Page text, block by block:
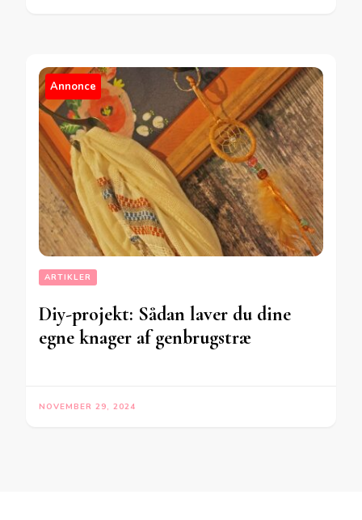
Annonce
ARTIKLER
Diy-projekt: Sådan laver du dine
egne knager af genbrugstræ
NOVEMBER 29, 2024